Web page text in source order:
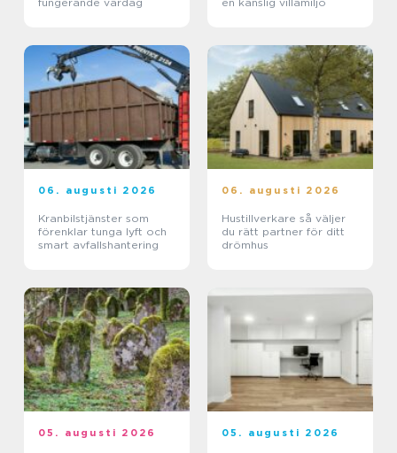
06. augusti 2026
Kranbilstjänster som
förenklar tunga lyft och
smart avfallshantering
06. augusti 2026
Hustillverkare så väljer
du rätt partner för ditt
drömhus
05. augusti 2026 05. augusti 2026